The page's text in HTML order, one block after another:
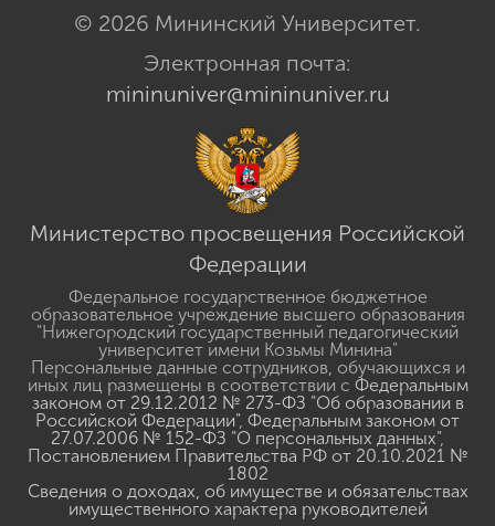
© 2026 Мининский Университет.
Электронная почта:
mininuniver@mininuniver.ru
Министерство просвещения Российской
Федерации
Федеральное государственное бюджетное
образовательное учреждение высшего образования
"Нижегородский государственный педагогический
университет имени Козьмы Минина"
Персональные данные сотрудников, обучающихся и
иных лиц размещены в соответствии с Федеральным
законом от 29.12.2012 № 273-ФЗ "Об образовании в
Российской Федерации", Федеральным законом от
27.07.2006 № 152-ФЗ "О персональных данных",
Постановлением Правительства РФ от 20.10.2021 №
1802
Сведения о доходах, об имуществе и обязательствах
имущественного характера руководителей